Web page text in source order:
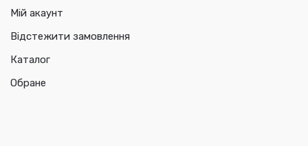
Мій акаунт
Відстежити замовлення
Каталог
Обране